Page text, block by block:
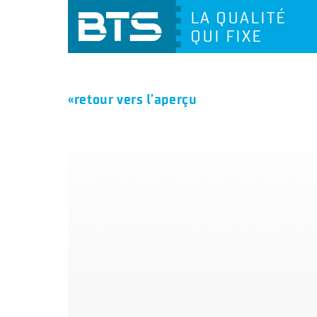
LA QUALITÉ
QUI FIXE
«retour vers l’aperçu